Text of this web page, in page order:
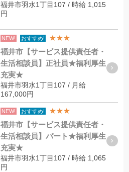
福井市羽水1丁目107 / 時給 1,015
円
NEW! おすすめ! ★★★
福井市【サービス提供責任者・
生活相談員】正社員★福利厚生
充実★
福井市羽水1丁目107 / 月給
167,000円
NEW! おすすめ! ★★★
福井市【サービス提供責任者・
生活相談員】パート★福利厚生
充実★
福井市羽水1丁目107 / 時給 1,065
円